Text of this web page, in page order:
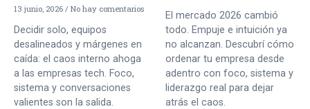
13 junio, 2026 No hay comentarios
Decidir solo, equipos
desalineados y márgenes en
caída: el caos interno ahoga
a las empresas tech. Foco,
sistema y conversaciones
valientes son la salida.
El mercado 2026 cambió
todo. Empuje e intuición ya
no alcanzan. Descubrí cómo
ordenar tu empresa desde
adentro con foco, sistema y
liderazgo real para dejar
atrás el caos.